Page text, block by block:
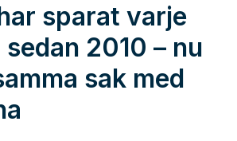
sparat varje
2010 – nu
sak med